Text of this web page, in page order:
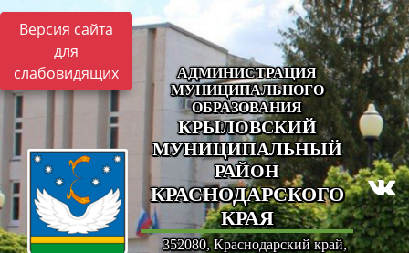
Версия сайта
для
слабовидящих
АДМИНИСТРАЦИЯ
МУНИЦИПАЛЬНОГО
ОБРАЗОВАНИЯ
КРЫЛОВСКИЙ
МУНИЦИПАЛЬНЫЙ
РАЙОН
КРАСНОДАРСКОГО
КРАЯ
352080, Краснодарский край,